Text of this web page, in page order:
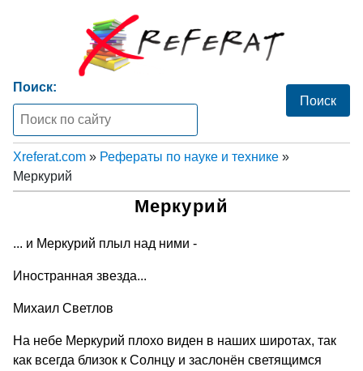
Поиск:
Xreferat.com » Рефераты по науке и технике »
Меркурий
Меркурий
... и Меркурий плыл над ними -
Иностранная звезда...
Михаил Светлов
На небе Меркурий плохо виден в наших широтах, так
как всегда близок к Солнцу и заслонён светящимся